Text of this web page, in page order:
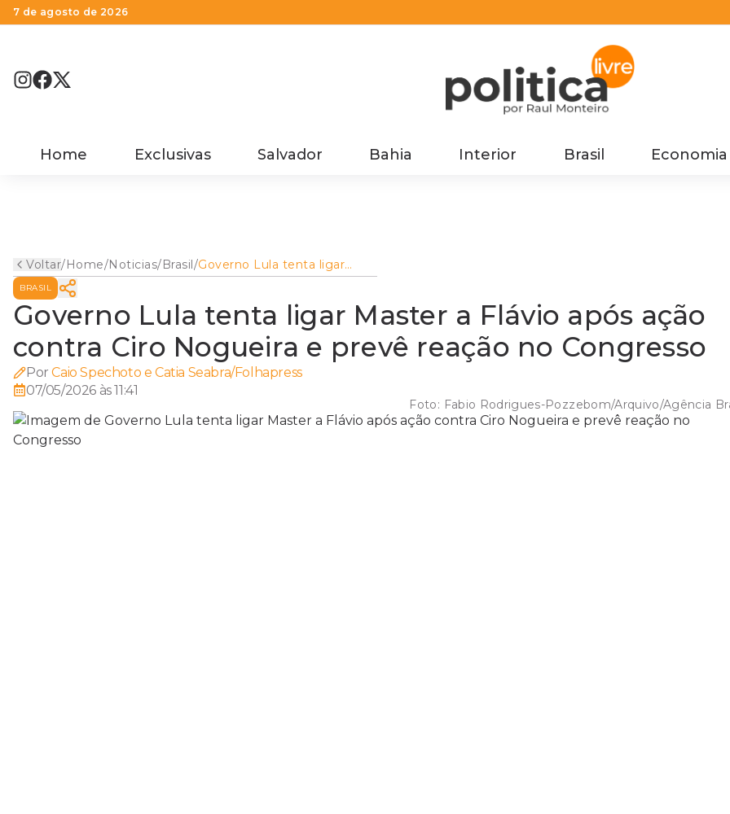
7 de agosto de 2026
Home Exclusivas Salvador Bahia Interior Brasil Economia
Voltar/Home/Noticias/Brasil/Governo Lula tenta ligar
Master a Flávio após ação
reação no Congresso
BRASIL
Governo Lula tenta ligar Master a Flávio após ação
contra Ciro Nogueira e prevê reação no Congresso
Por Caio Spechoto e Catia Seabra/Folhapress
07/05/2026 às 11:41
Foto: Fabio Rodrigues-Pozzebom/Arquivo/Agência